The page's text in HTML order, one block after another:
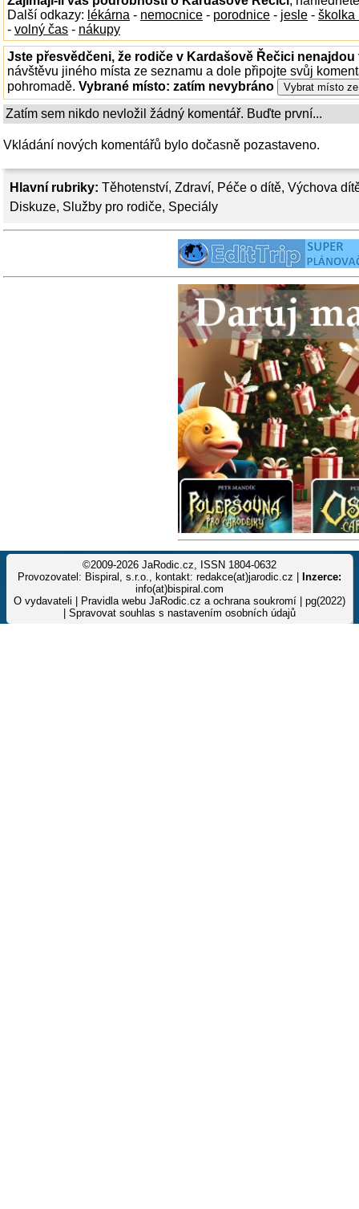
Hlavní rubriky: Těhotenství, Zdraví, Péče o dítě, Výchova
Diskuze, Služby pro rodiče, Speciály
Další odkazy: lékárna - nemocnice - porodnice - jesle - školka
- volný čas - nákupy
Jste přesvědčeni, že rodiče v Kardašově Řečici nenajdou
návštěvu jiného místa ze seznamu a dole připojte svůj
pohromadě. Vybrané místo: zatím nevybráno
Zatím sem nikdo nevložil žádný komentář. Buďte první...
Vkládání nových komentářů bylo dočasně pozastaveno.
©2009-2026 JaRodic.cz, ISSN 1804-0632
Provozovatel: Bispiral, s.r.o., kontakt: redakce(at)jarodic.cz |
Inzerce:
info(at)bispiral.com
O vydavateli
Pravidla webu JaRodic.cz a ochrana soukromí | pg(2022)
Spravovat souhlas s nastavením osobních údajů